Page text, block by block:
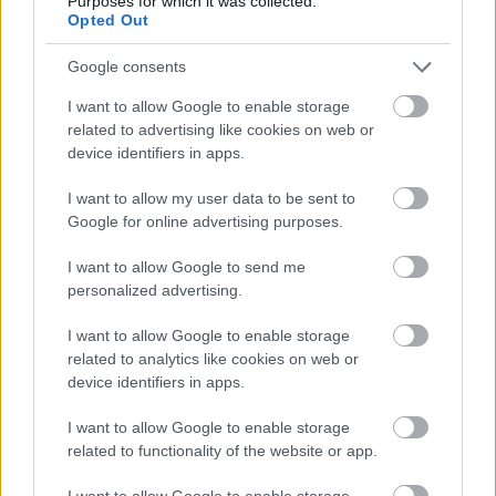
Opted Out
Google consents
I want to allow Google to enable storage
related to advertising like cookies on web or
device identifiers in apps.
I want to allow my user data to be sent to
Google for online advertising purposes.
I want to allow Google to send me
personalized advertising.
I want to allow Google to enable storage
related to analytics like cookies on web or
device identifiers in apps.
I want to allow Google to enable storage
related to functionality of the website or app.
A második rész még ennél is fantáziadúsabbra
sikeredett, ami kezd egy fordított horrorfilmbe
átmenni, ahol nem a gyerekeket üldözi az
elmebeteg gyilkos, hanem a gyerek szedi az
áldozatokat. Itt már elmaradnak a gyerekes
a felvonásban téglák és szerszámok röpködnek a
háztetőről, és az egyre sátánibbnak tűnő kisfiú
áramot vezet Marvba, majd megpróbálja felgyújtani
őket, végül egy nagy vasrudat is rájuk ejt.
A
végig élvezi.
Kevin a gyerekpszichopata
megtestesítője